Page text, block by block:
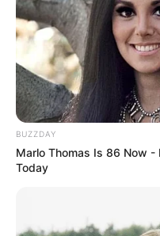
підозри отримали
ТЦК
У Ясінянській
психологічної
Катування, кайданки
людей: працівника
судитимуть, дії ще
BUZZDAY
Marlo Thomas Is 86 Now -
Today